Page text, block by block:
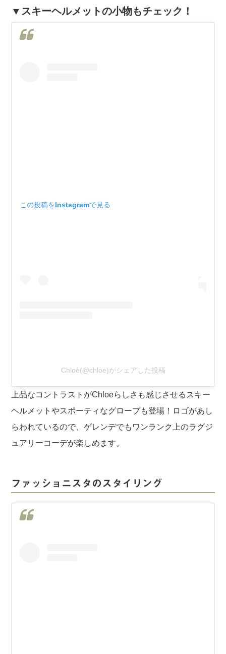
▼スキーヘルメットの小物もチェック！
この投稿をInstagramで見る
Chloé(@chloe)がシェアした投稿
上品なコントラストがChloeらしさも感じさせるスキー
ヘルメットやスポーティなグローブも登場！ロゴがあし
らわれているので、ゲレンデでもワンランク上のラグジ
ュアリーコーデが楽しめます。
ファッショニスタのスタイリング